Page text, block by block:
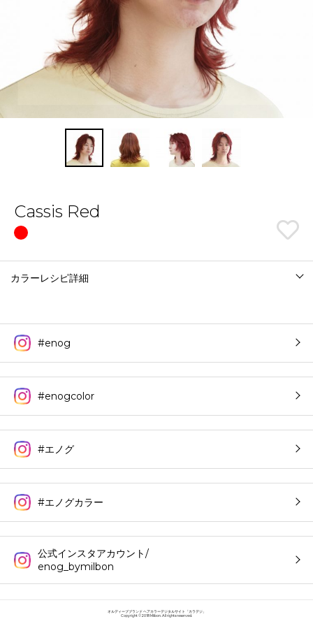
Cassis Red
カラーレシピ詳細
#enog
#enogcolor
#エノグ
#エノグカラー
公式インスタアカウント/
enog_bymilbon
オルディーブブランド ヘアカラーデジタルサイト「カラデジ」
Copyright © 2018 Milbon. All rights reserved.